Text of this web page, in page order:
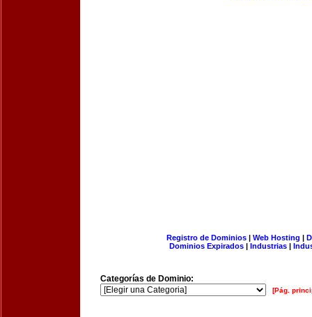
Registro de Dominios| Web Hosting |
Dominios Expirados | Industrias |
Categorías de Dominio:
[Pág.